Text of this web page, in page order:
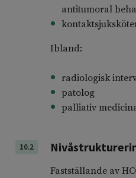
antitumoral
Ibland:
radiologisk
patolog
palliativ
10.2
Fastställande av